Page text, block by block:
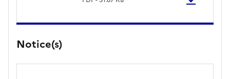
Notice(s)